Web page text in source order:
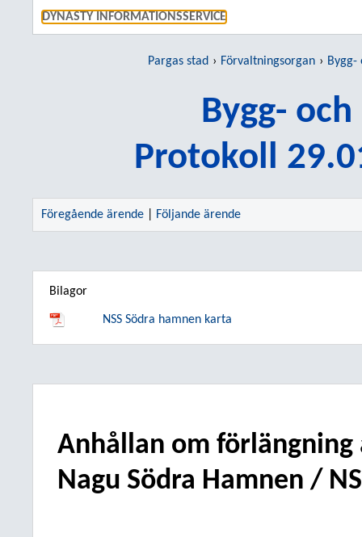
DYNASTY INFORMATIONSSERVICE
Pargas stad Förvaltningsorgan
Bygg-
Protokoll
Föregående ärende Följande ärende
Bilagor
NSS Södra hamnen karta
Anhållan om förlängning
Nagu Södra Hamnen /